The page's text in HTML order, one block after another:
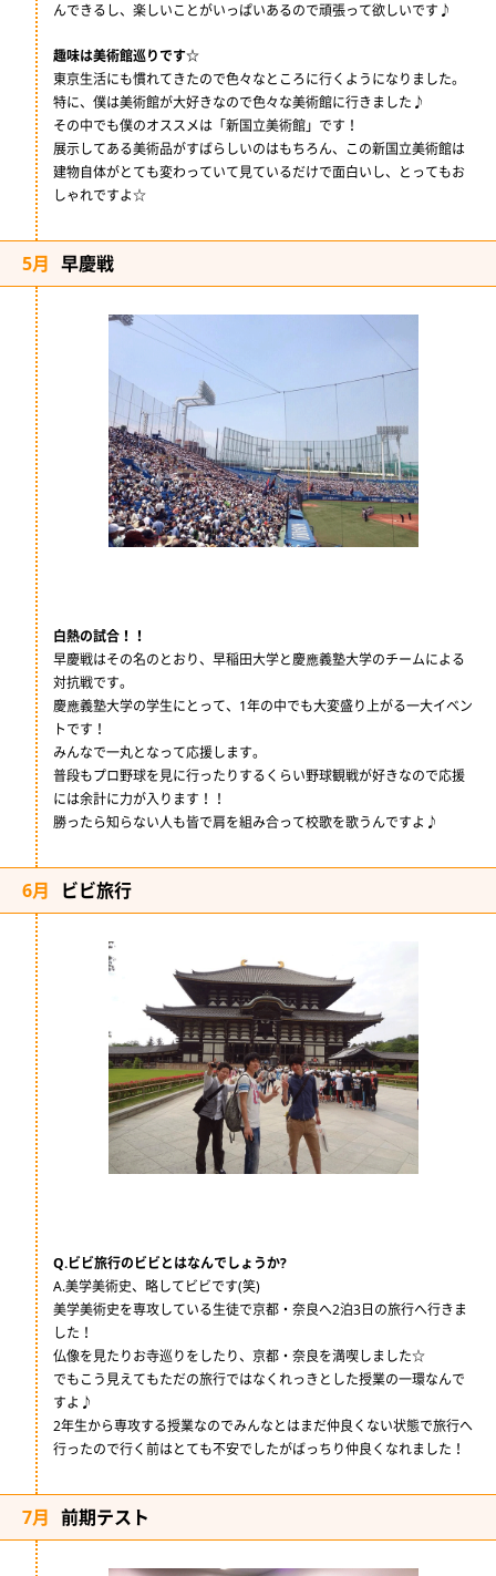
んできるし、楽しいことがいっぱいあるので頑張って欲しいです♪
趣味は美術館巡りです☆
東京生活にも慣れてきたので色々なところに行くようになりました。
特に、僕は美術館が大好きなので色々な美術館に行きました♪
その中でも僕のオススメは「新国立美術館」です！
展示してある美術品がすばらしいのはもちろん、この新国立美術館は
建物自体がとても変わっていて見ているだけで面白いし、とってもお
しゃれですよ☆
5月 早慶戦
白熱の試合！！
早慶戦はその名のとおり、早稲田大学と慶應義塾大学のチームによる
対抗戦です。
慶應義塾大学の学生にとって、1年の中でも大変盛り上がる一大イベン
トです！
みんなで一丸となって応援します。
普段もプロ野球を見に行ったりするくらい野球観戦が好きなので応援
には余計に力が入ります！！
勝ったら知らない人も皆で肩を組み合って校歌を歌うんですよ♪
6月 ビビ旅行
Q.ビビ旅行のビビとはなんでしょうか?
A.美学美術史、略してビビです(笑)
美学美術史を専攻している生徒で京都・奈良へ2泊3日の旅行へ行きま
した！
仏像を見たりお寺巡りをしたり、京都・奈良を満喫しました☆
でもこう見えてもただの旅行ではなくれっきとした授業の一環なんで
すよ♪
2年生から専攻する授業なのでみんなとはまだ仲良くない状態で旅行へ
行ったので行く前はとても不安でしたがばっちり仲良くなれました！
7月 前期テスト